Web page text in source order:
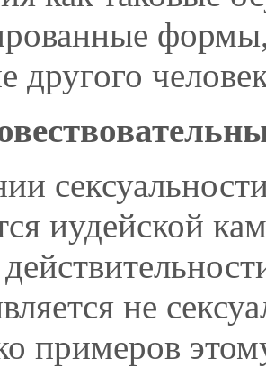
другого
иудейской
не
примеров